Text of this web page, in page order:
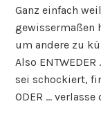
Ganz einfach
gewissermaßen
um andere zu
Also
sei schockiert,
ODER …